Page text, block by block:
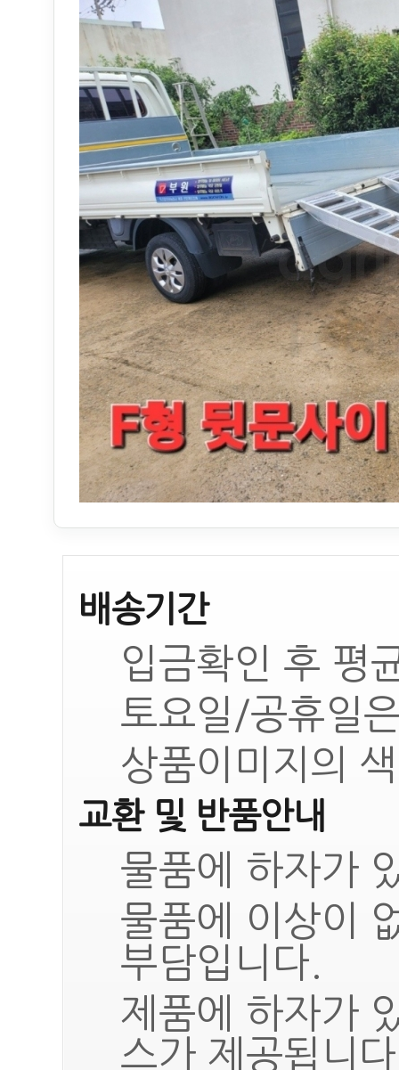
배송기간
입금확인 후 평
토요일/공휴일
상품이미지의
교환 및 반품안내
물품에 하자가
물품에 이상이
부담입니다.
제품에 하자가
스가 제공됩니